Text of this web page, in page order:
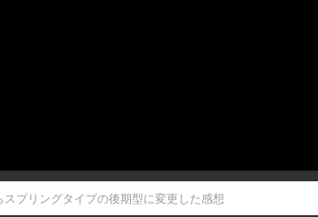
プリングタイプの後期型に変更した感想